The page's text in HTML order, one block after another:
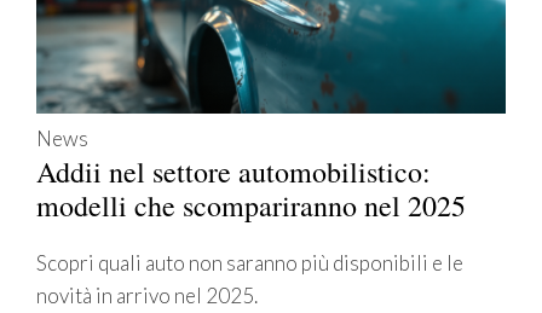
News
Addii nel settore automobilistico:
modelli che scompariranno nel 2025
Scopri quali auto non saranno più disponibili e le
novità in arrivo nel 2025.